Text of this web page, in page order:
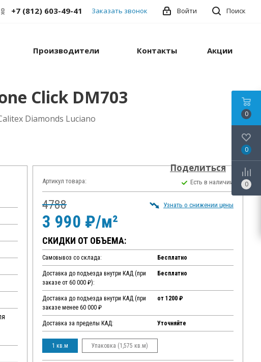
Поиск
Войти
+7 (812) 603-49-41 Заказать звонок
Производители Контакты Акции
Click DM703
Diamonds Luciano
Поделиться
Артикул товара: Есть в наличии
4788
3 990 ₽/м²
Узнать о снижении цены
СКИДКИ ОТ ОБЪЕМА:
Самовывоз со склада: Бесплатно
Доставка до подъезда внутри КАД (при
заказе от 60 000 ₽):
Бесплатно
Доставка до подъезда внутри КАД (при
заказе менее 60 000 ₽
от 1200 ₽
Доставка за пределы КАД: Уточняйте
1 кв.м Упаковка (1,575 кв.м)
0
0
0